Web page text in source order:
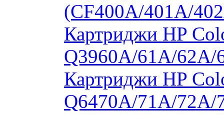
(CF400A/401A/
Картриджи HP
Q3960A/61A/
Картриджи HP
Q6470A/71A/